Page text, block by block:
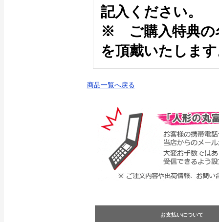
記入ください。
※ ご購入特典の
を頂戴いたしま
商品一覧へ戻る
お支払いについて